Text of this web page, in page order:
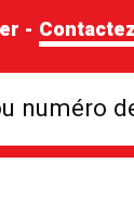
-
numéro